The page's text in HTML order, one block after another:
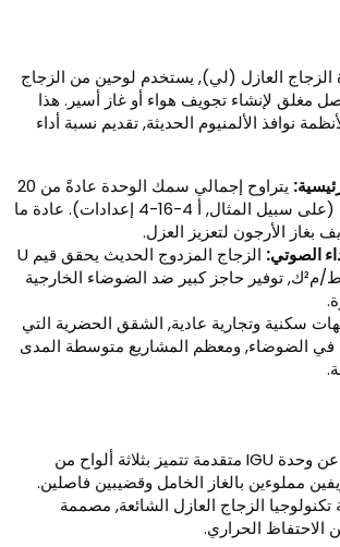
العازل (لي), يستخدم لوحين من الزجاج
لإنشاء تجويف هواء أو غاز أسير. هذا
نوافذ الألمنيوم الحديثة, تقديم نسبة أداء
يتراوح إجمالي سمك الوحدة عادةً من 20
مم إلى 32 مم (على سبيل المثال, أ 4-16-4 إعدادات). عادة ما
الأرجون لتعزيز العزل.
الصوتي:
الزجاج المزدوج الحديث يحقق قيم U
بين 1.1 و 1.6 واط/م²ك, توفير حاجز كبير ضد الضوضاء الخارجية
سكنية وتجارية عادية, الشقق الحضرية التي
الضوضاء, ومعظم المشاريع متوسطة المدى
الزجاج الثلاثي عبارة عن وحدة IGU متقدمة تتميز بثلاثة ألواح من
مملوءين بالغاز الخامل وقضيبين فاصلين.
الزجاج العازل الشائعة, مصممة
الحراري.